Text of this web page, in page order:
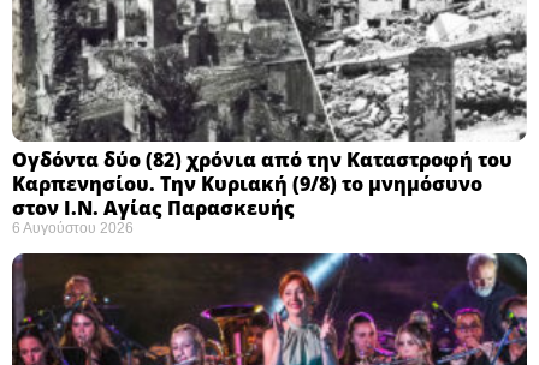
Ογδόντα δύο (82) χρόνια από την Καταστροφή του
Καρπενησίου. Την Κυριακή (9/8) το μνημόσυνο
στον Ι.Ν. Αγίας Παρασκευής
6 Αυγούστου 2026